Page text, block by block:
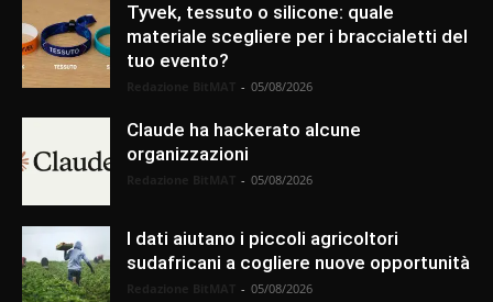
Tyvek, tessuto o silicone: quale
materiale scegliere per i braccialetti del
tuo evento?
- 05/08/2026
Claude ha hackerato alcune
organizzazioni
- 05/08/2026
I dati aiutano i piccoli agricoltori
sudafricani a cogliere nuove opportunità
- 05/08/2026